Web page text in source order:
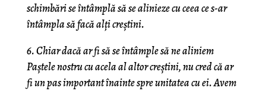
schimbări se întâmplă să se alinieze cu ceea ce s-ar
întâmpla să facă alți creștini.
6. Chiar dacă ar fi să se întâmple să ne aliniem
Paștele nostru cu acela al altor creștini, nu cred că ar
fi un pas important înainte spre unitatea cu ei. Avem